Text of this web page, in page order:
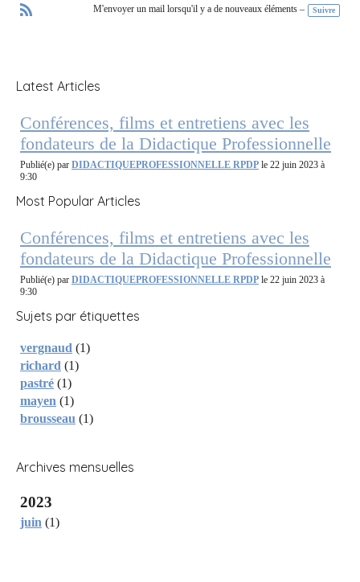
M'envoyer un mail lorsqu'il y a de nouveaux éléments – Suivre
Latest Articles
Conférences, films et entretiens avec les
fondateurs de la Didactique Professionnelle
Publié(e) par DIDACTIQUEPROFESSIONNELLE RPDP le 22 juin 2023 à
9:30
Most Popular Articles
Conférences, films et entretiens avec les
fondateurs de la Didactique Professionnelle
Publié(e) par DIDACTIQUEPROFESSIONNELLE RPDP le 22 juin 2023 à
9:30
Sujets par étiquettes
vergnaud (1)
richard (1)
pastré (1)
mayen (1)
brousseau (1)
Archives mensuelles
2023
juin (1)